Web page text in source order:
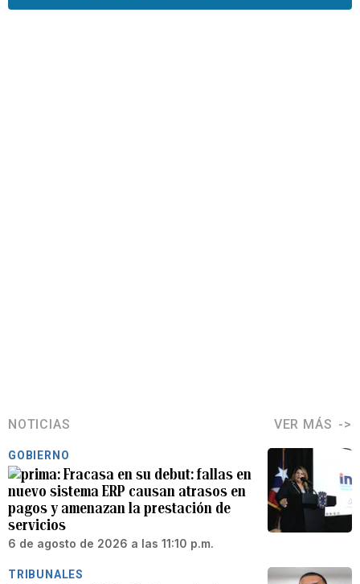
NOTICIAS VER MÁS
GOBIERNO
Fracasa en su debut: fallas en
nuevo sistema ERP causan atrasos en
pagos y amenazan la prestación de
servicios
6 de agosto de 2026 a las 11:10 p.m.
TRIBUNALES